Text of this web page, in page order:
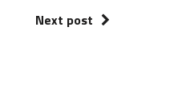
Next post